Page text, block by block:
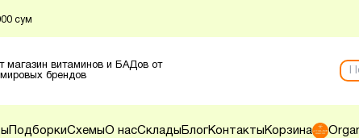
сум
магазин витаминов и БАДов от
брендов
ПодборкиСхемыО насСклады БлогКонтакты Корзина